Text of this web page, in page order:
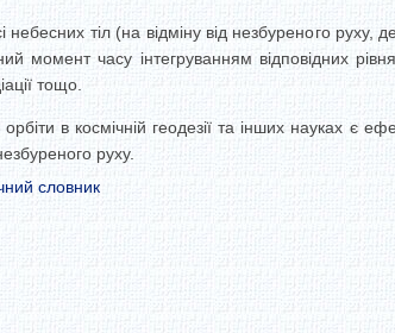
тіл (на відміну від незбуреного
момент часу інтегруванням відповідних
тощо.
в космічній геодезії та інших науках є
руху.
словник